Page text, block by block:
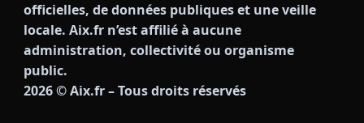
officielles, de données publiques et une veille
locale. Aix.fr n’est affilié à aucune
administration, collectivité ou organisme
public.
2026© Aix.fr – Tous droits réservés